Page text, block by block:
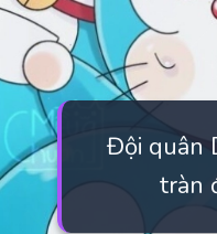
Đội quân
tràn